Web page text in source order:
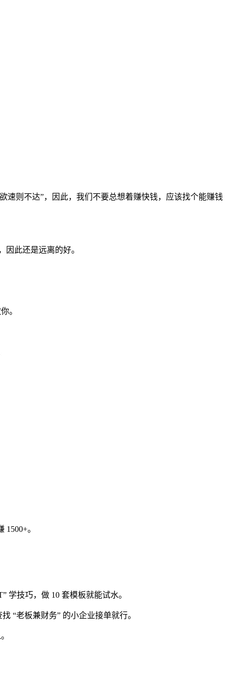
速则不达”，因此，我们不要总想着赚快钱，应该找个能赚钱
此还是远离的好。
。
。
学技巧，做 10 套模板就能试水。
“老板兼财务” 的小企业接单就行。